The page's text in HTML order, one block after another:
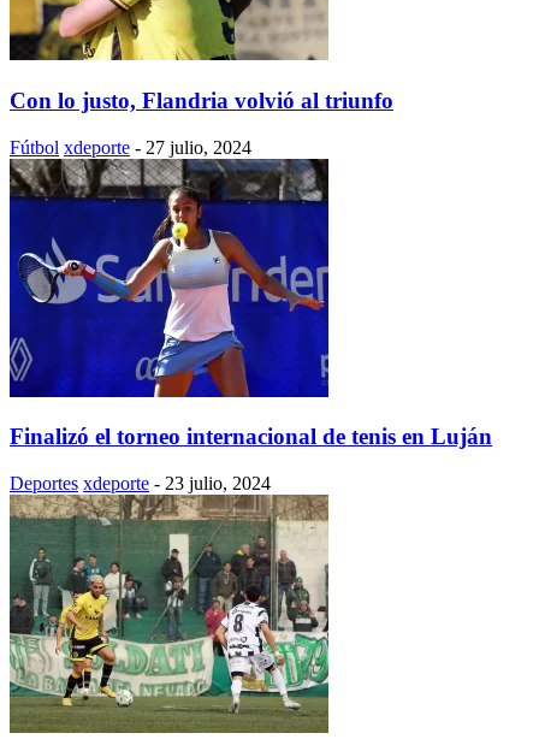
Con lo justo, Flandria volvió al triunfo
Fútbol xdeporte - 27 julio, 2024
Finalizó el torneo internacional de tenis en Luján
Deportes xdeporte - 23 julio, 2024